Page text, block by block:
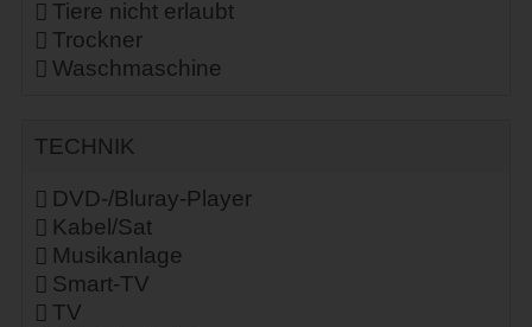
Tiere nicht erlaubt
Trockner
Waschmaschine
TECHNIK
DVD-/Bluray-Player
Kabel/Sat
Musikanlage
Smart-TV
TV